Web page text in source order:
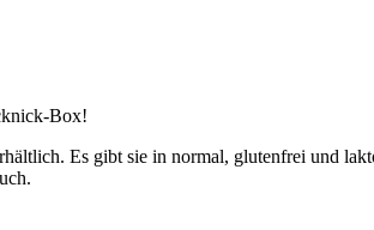
Box!
Es gibt sie in normal, glutenfrei und